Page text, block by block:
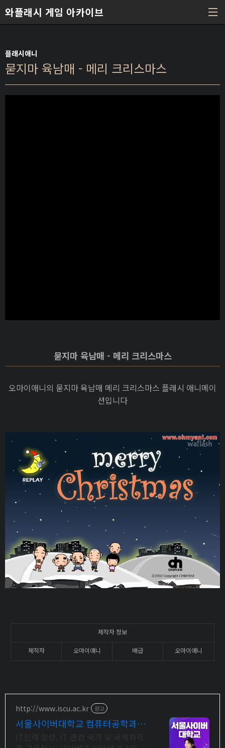
와플래시 게임 아카이브
플래시애니
묻지마 육남매 - 메리 크리스마스
묻지마 육남매 - 메리 크리스마스
오마이애니의 묻지마 육남매 메리 크리스마스 플래시 애니메이
션입니다
제작자 정보
제작자 오마이애니 배급 오마이애니
http://www.iscu.ac.kr 광고
서울사이버대학교 컴퓨터공학과